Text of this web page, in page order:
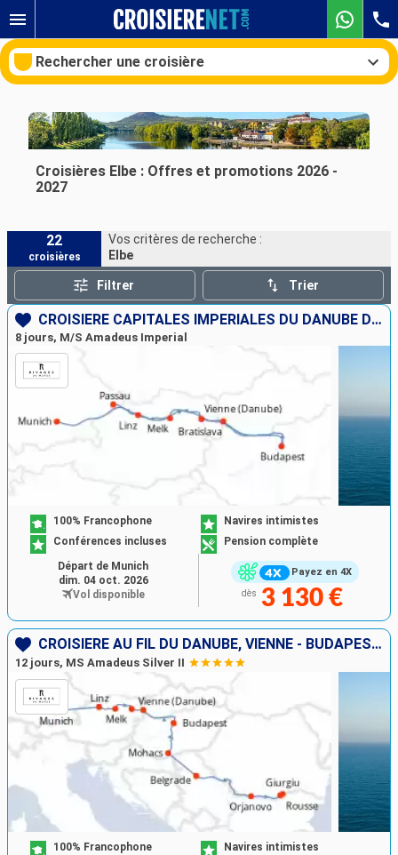
Rechercher une croisière
Ports Compagnies
Croisières Elbe : Offres et promotions 2026 -
2027
22
croisières
Vos critères de recherche :
Elbe
Filtrer Trier
CROISIÈRE CAPITALES IMPÉRIALES DU DANUBE DE BUDAPEST À MUNICH
8 jours, M/S Amadeus Imperial
Payez en 4X
100% Francophone
Navires intimistes
Conférences incluses
Pension complète
dès 3 130 €
Départ de Munich
dim. 04 oct. 2026
Vol disponible
CROISIÈRE AU FIL DU DANUBE, VIENNE - BUDAPEST, LES PORTES DE FER
12 jours, MS Amadeus Silver II
100% Francophone
Navires intimistes